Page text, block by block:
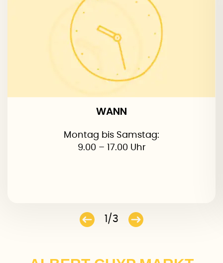
WANN
Montag bis Samstag:
9.00 – 17.00 Uhr
1/3